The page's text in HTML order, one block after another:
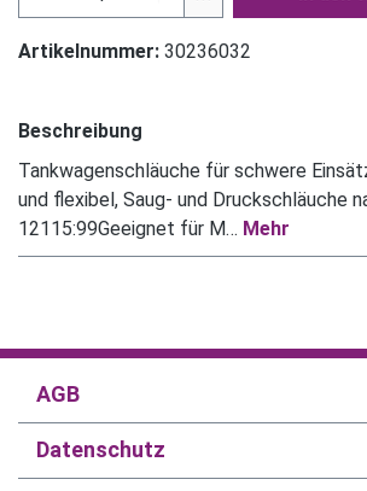
Artikelnummer: 30236032
Beschreibung
Tankwagenschläuche für schwere
und flexibel, Saug- und Druckschläuche
12115:99Geeignet für M… Mehr
AGB
Datenschutz